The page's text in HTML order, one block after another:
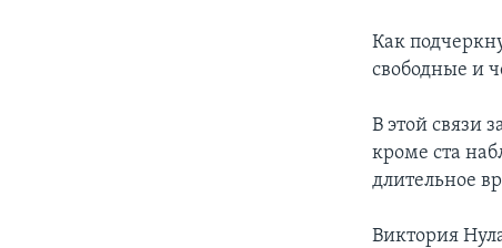
Как
свободные и
В этой связи
кроме ста
длительное
Виктория